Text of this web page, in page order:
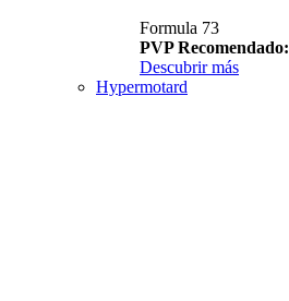
Formula 73
PVP
Descubrir más
Hypermotard